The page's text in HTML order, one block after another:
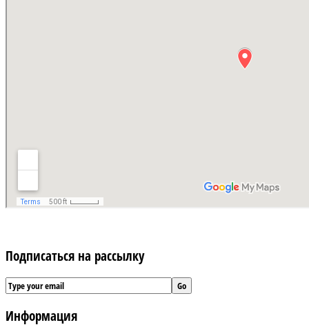
Подписаться на рассылку
Информация